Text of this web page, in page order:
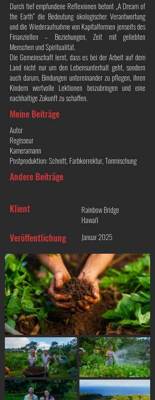
Durch tief empfundene Reflexionen betont „A Dream of
the Earth“ die Bedeutung ökologischer Verantwortung
und die Wiederaufnahme von Kapitalformen jenseits des
Finanziellen – Beziehungen, Zeit mit geliebten
Menschen und Spiritualität.
Die Gemeinschaft lernt, dass es bei der Arbeit auf dem
Land nicht nur um den Lebensunterhalt geht, sondern
auch darum, Bindungen untereinander zu pflegen, ihren
Kindern wertvolle Lektionen beizubringen und eine
nachhaltige Zukunft zu schaffen.
Meine Beiträge
Autor
Regisseur
Kameramann
Postproduktion: Schnitt, Farbkorrektur, Tonmischung
Andere Beiträge
Klient
Rainbow Bridge
Hawai'i
Veröffentlichung Januar 2025